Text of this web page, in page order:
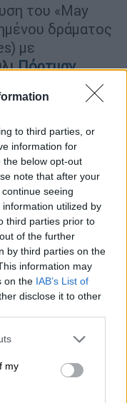
to third parties, or
information for
the below opt-out
note that after your
seeing
utilized by
third parties prior to
of the further
by third parties on the
information may
on the IAB’s List of
disclose it to other
one or more Google
You may click to
third-party tags to
in below Google
my
του «May
δράματος
με
Πόρτμαν
Μουρ
τις δυνάμεις
Μουρ σε
περιστρέφεται
το οποίο
πρωτοσέλιδο
δασκάλας
μαθητή
εξέτισε την
τους.